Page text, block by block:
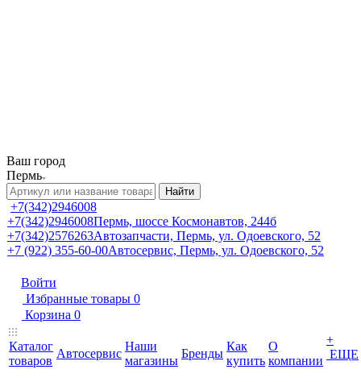
Ваш город
Пермь
Найти
+7(342)2946008
+7(342)2946008Пермь, шоссе Космонавтов, 244б
+7(342)2576263Автозапчасти, Пермь, ул. Одоевского, 52
+7 (922) 355-60-00Автосервис, Пермь, ул. Одоевского, 52
Войти
Избранные товары 0
Корзина 0
Каталог
товаров
Автосервис
Наши
магазины
Бренды
Как
купить
О
компании
+
ЕЩЕ